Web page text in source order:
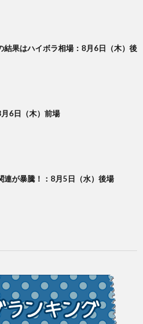
結果はハイボラ相場：8月6日（木）後
6日（木）前場
連が暴騰！：8月5日（水）後場